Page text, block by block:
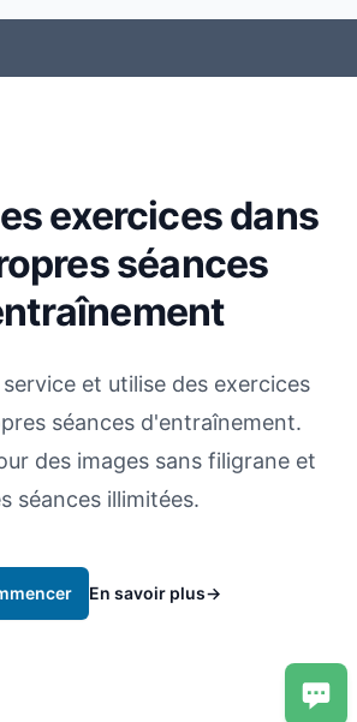
exercices dans
séances
et utilise des exercices
séances d'entraînement.
des images sans filigrane et
séances illimitées.
En savoir plus→